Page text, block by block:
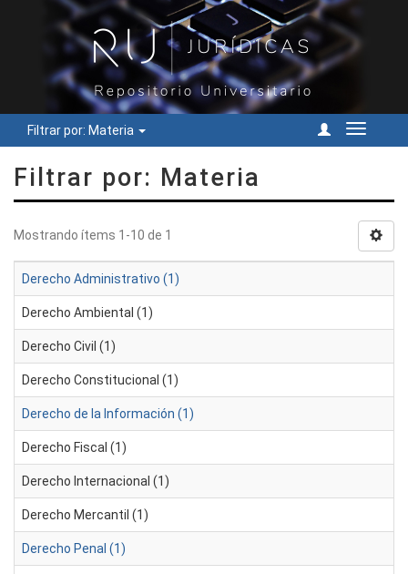
Filtrar por: Materia
Cambiar
Filtrar por: Materia
Mostrando ítems 1-10 de 1
Derecho Administrativo (1)
Derecho Ambiental (1)
Derecho Civil (1)
Derecho Constitucional (1)
Derecho de la Información (1)
Derecho Fiscal (1)
Derecho Internacional (1)
Derecho Mercantil (1)
Derecho Penal (1)